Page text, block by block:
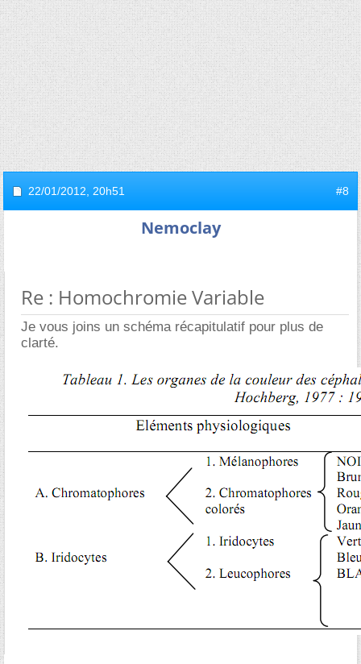
22/01/2012, 20h51 #8
Nemoclay
Re : Homochromie Variable
Je vous joins un schéma récapitulatif pour plus de
clarté.